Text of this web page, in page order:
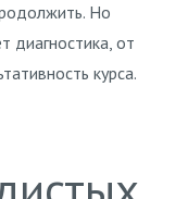
Но
диагностика, от
курса.